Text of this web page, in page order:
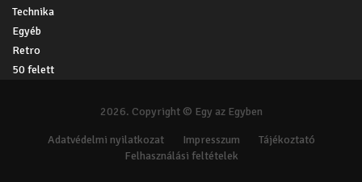
Technika
Egyéb
Retro
50 felett
2026. Copyright © Egy az Egyben
Adatvédelmi nyilatkozat Impresszum
Tájékoztató
Felhasználási feltételek